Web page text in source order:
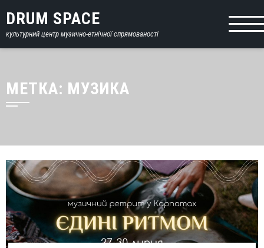
DRUM SPACE
культурний центр музично-етнічної спрямованості
МЕТКА: МУЗИКА